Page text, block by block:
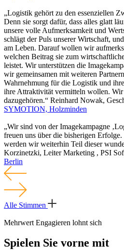
„Logistik gehört zu den essenziellen
Denn sie sorgt dafür, dass alles glatt
unsere volle Aufmerksamkeit und
schlägt der Puls unserer Wirtschaft,
am Leben. Darauf wollen wir
welchen Beitrag sie zum
leistet. Wir unterstützen die
wir gemeinsamen mit weiteren
Wahrnehmung für die Logistik und
ihre Attraktivität vermitteln wollen.
dazugehören.“ Reinhard Nowak,
SYMOTION, Holzminden
„Wir sind von der Imagekampagne
freuen uns über die bisherigen
werden wir weiterhin Teil dieser
Korzinetzki, Leiter Marketing , PSI
Berlin
Alle Stimmen
Mehrwert Engagieren lohnt sich
Spielen Sie vorne mit